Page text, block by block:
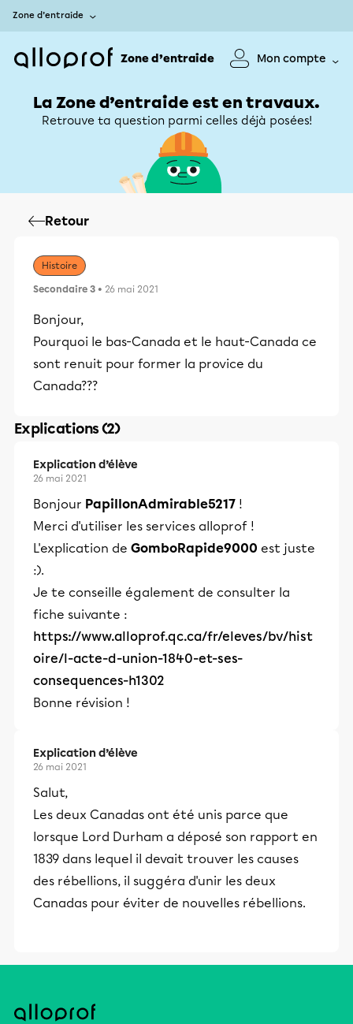
Zone d’entraide
Zone d’entraide Mon compte
La Zone d’entraide est en travaux.
Retrouve ta question parmi celles déjà posées!
Retour
Histoire
Secondaire 3 • 26 mai 2021
Bonjour,
Pourquoi le bas-Canada et le haut-Canada ce
sont renuit pour former la provice du
Canada???
Explications (2)
Explication d’élève
26 mai 2021
Bonjour PapillonAdmirable5217 !
Merci d'utiliser les services alloprof !
L'explication de GomboRapide9000 est juste
:).
Je te conseille également de consulter la
fiche suivante :
https://www.alloprof.qc.ca/fr/eleves/bv/hist
oire/l-acte-d-union-1840-et-ses-
consequences-h1302
Bonne révision !
Explication d’élève
26 mai 2021
Salut,
Les deux Canadas ont été unis parce que
lorsque Lord Durham a déposé son rapport en
1839 dans lequel il devait trouver les causes
des rébellions, il suggéra d'unir les deux
Canadas pour éviter de nouvelles rébellions.